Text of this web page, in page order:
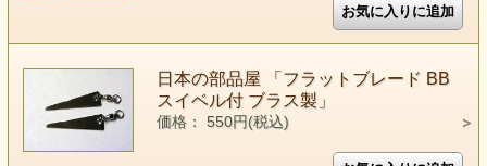
日本の部品屋 「フラットブレード BB
スイベル付 ブラス製」
価格： 550円(税込)